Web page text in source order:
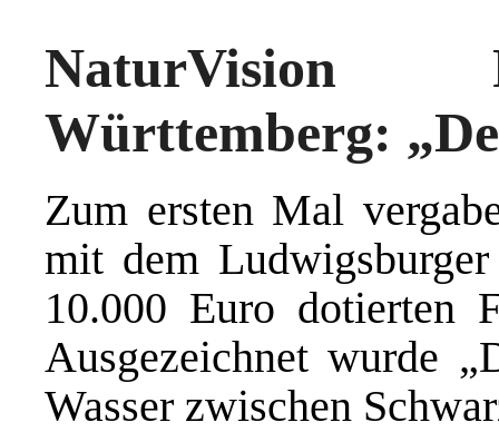
NaturVision
Württemberg:
Zum ersten Mal
mit dem
10.000 Euro dotierten
Ausgezeichnet wurde
Wasser zwischen